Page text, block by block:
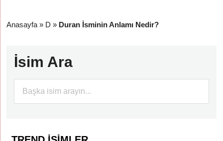
Anasayfa » D » Duran İsminin Anlamı Nedir?
İsim Ara